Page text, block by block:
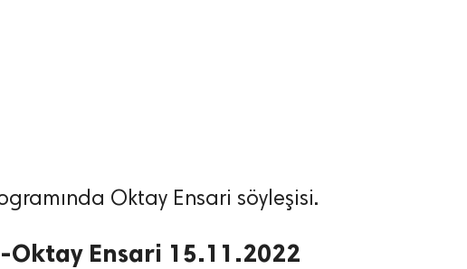
Oktay Ensari söyleşisi.
Ensari 15.11.2022